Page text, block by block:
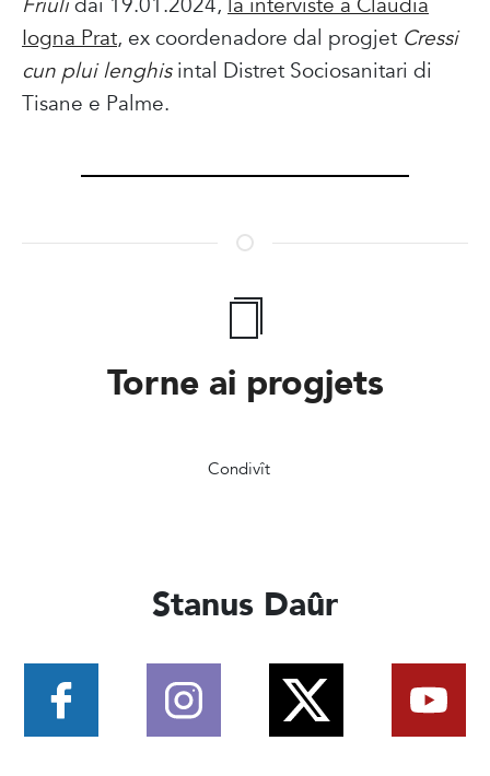
Iogna Prat, ex coordenadore dal progjet Cressi
cun plui lenghisintal Distret Sociosanitari di
Tisane e Palme.
Torne ai progjets
Condivît
Stanus Daûr